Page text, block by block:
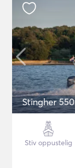
Stingher 550
Stiv oppustelig